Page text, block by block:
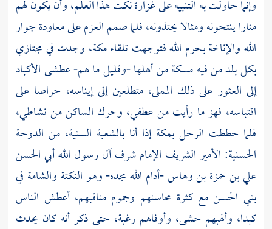
وإنما حاولت به التنبيه على غزارة نكت هذا العلم، وأن يكون لهم
منارا ينتحونه ومثالا يحتذونه، فلما صمم العزم على معاودة جوار
الله والإناخة بحرم الله فتوجهت تلقاء مكة، وجدت في مجتازي
بكل بلد من فيه مسكة من أهلها -وقليل ما هم- عطشى الأكباد
إلى العثور على ذلك المملى، متطلعين إلى إيناسه، حراصا على
اقتباسه، فهز ما رأيت من عطفي، وحرك الساكن من نشاطي،
فلما حططت الرحلبمكةإذا أنا بالشعبة السنية، من الدوحة
الحسنية: الأمير الشريف الإمام شرف آل رسول اللهأبي الحسن
علي بن حمزة بن وهاس-أدام الله مجده- وهو النكتة والشامة في
بني الحسن مع كثرة محاسنهم وجموم مناقبهم، أعطش الناس
كبدا، وألهبهم حشى، وأوفاهم رغبة، حتى ذكر أنه كان يحدث